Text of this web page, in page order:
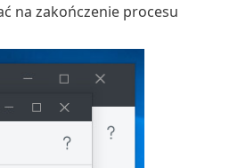
na zakończenie procesu